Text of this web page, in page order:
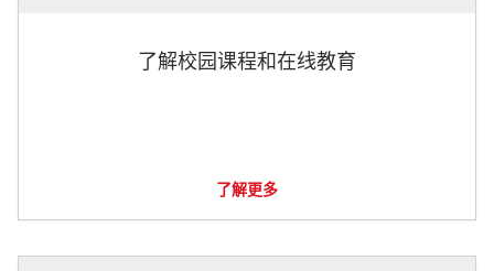
了解校园课程和在线教育
了解更多